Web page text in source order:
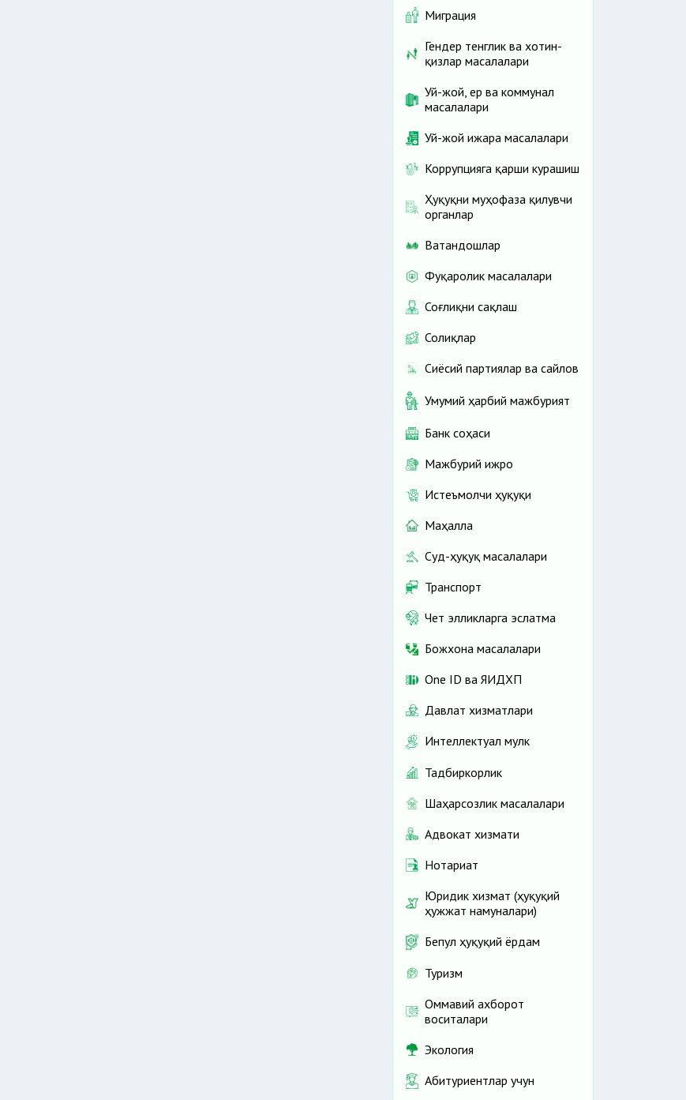
Миграция
Гендер тенглик ва хотин-
қизлар масалалари
Уй-жой, ер ва коммунал
масалалари
Уй-жой ижара масалалари
Коррупцияга қарши курашиш
Ҳуқуқни муҳофаза қилувчи
органлар
Ватандошлар
Фуқаролик масалалари
Соғлиқни сақлаш
Солиқлар
Сиёсий партиялар ва сайлов
Умумий ҳарбий мажбурият
Банк соҳаси
Мажбурий ижро
Истеъмолчи ҳуқуқи
Маҳалла
Суд-ҳуқуқ масалалари
Транспорт
Чет элликларга эслатма
Божхона масалалари
One ID ва ЯИДХП
Давлат хизматлари
Интеллектуал мулк
Тадбиркорлик
Шаҳарсозлик масалалари
Адвокат хизмати
Нотариат
Юридик хизмат (ҳуқуқий
ҳужжат намуналари)
Бепул ҳуқуқий ёрдам
Туризм
Оммавий ахборот
воситалари
Экология
Абитуриентлар учун